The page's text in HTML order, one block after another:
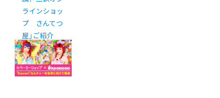
ラインショッ
プ さんてつ
屋」ご紹介